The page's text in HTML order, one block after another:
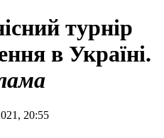
турнір
в Україні.
20:55